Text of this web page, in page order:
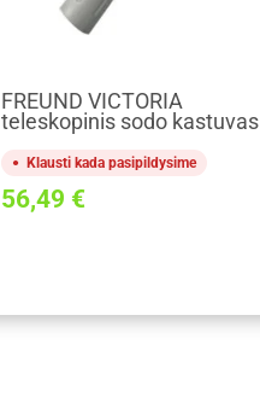
FREUND VICTORIA
teleskopinis sodo kastuvas
Klausti kada pasipildysime
56,49 €